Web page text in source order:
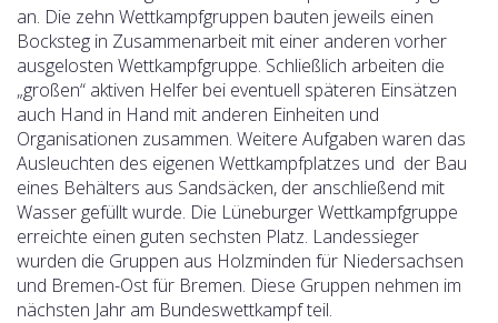
an. Die zehn Wettkampfgruppen bauten jeweils einen
Bocksteg in Zusammenarbeit mit einer anderen vorher
ausgelosten Wettkampfgruppe. Schließlich arbeiten die
„großen“ aktiven Helfer bei eventuell späteren Einsätzen
auch Hand in Hand mit anderen Einheiten und
Organisationen zusammen. Weitere Aufgaben waren das
Ausleuchten des eigenen Wettkampfplatzes und der Bau
eines Behälters aus Sandsäcken, der anschließend mit
Wasser gefüllt wurde. Die Lüneburger Wettkampfgruppe
erreichte einen guten sechsten Platz. Landessieger
wurden die Gruppen aus Holzminden für Niedersachsen
und Bremen-Ost für Bremen. Diese Gruppen nehmen im
nächsten Jahr am Bundeswettkampf teil.